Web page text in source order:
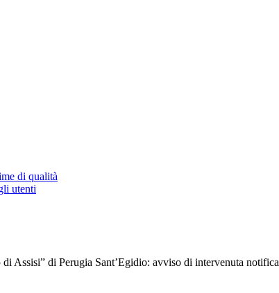
di qualità
utenti
di Assisi” di Perugia Sant’Egidio: avviso di intervenuta